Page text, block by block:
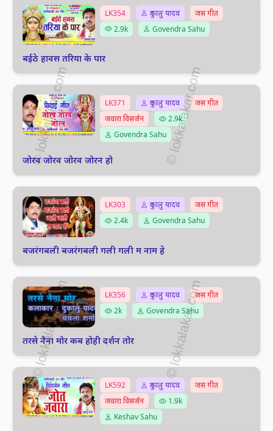
LK354 दुकालु यादव
जस गीत
2.9k
Govendra Sahu
बईठे हावस तरिया के पार
LK371 दुकालु यादव
जस गीत
जवारा विसर्जन
2.9k
Govendra Sahu
जोरव जोरव जोरव जोरन हो
LK303 दुकालु यादव
जस गीत
2.4k
Govendra Sahu
बजरंगबली बजरंगबली गली गली म नाम हे
LK356 दुकालु यादव
जस गीत
2k
Govendra Sahu
तरसे नैना मोर कब होही दर्शन तोर
LK592 दुकालु यादव
जस गीत
जवारा विसर्जन
1.9k
Keshav Sahu